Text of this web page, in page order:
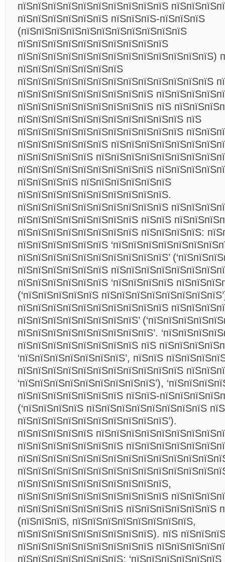
пїЅпїЅпїЅпїЅпїЅпїЅпїЅпїЅпїЅпїЅ
пїЅпїЅпїЅпїЅпїЅпїЅ пїЅпїЅпїЅ-пїЅпїЅпїЅ
(пїЅпїЅпїЅпїЅпїЅпїЅпїЅпїЅпїЅпїЅпїЅ
пїЅпїЅпїЅпїЅпїЅпїЅпїЅпїЅпїЅпїЅ
пїЅпїЅпїЅпїЅпїЅпїЅпїЅпїЅпїЅпїЅпїЅпїЅпїЅ)
пїЅпїЅпїЅпїЅпїЅпїЅпїЅ
пїЅпїЅпїЅпїЅпїЅпїЅпїЅпїЅпїЅпїЅпїЅпїЅпїЅ
пїЅпїЅпїЅпїЅпїЅпїЅпїЅпїЅпїЅ
пїЅпїЅпїЅпїЅпїЅпїЅпїЅпїЅпїЅ пїЅ
пїЅпїЅпїЅпїЅпїЅпїЅпїЅпїЅпїЅпїЅпїЅ пїЅ
пїЅпїЅпїЅпїЅпїЅпїЅпїЅпїЅпїЅпїЅпїЅ
пїЅпїЅпїЅпїЅпїЅпїЅ
пїЅпїЅпїЅпїЅпїЅ
пїЅпїЅпїЅпїЅпїЅпїЅпїЅпїЅпїЅ
пїЅпїЅпїЅпїЅ пїЅпїЅпїЅпїЅпїЅпїЅ
пїЅпїЅпїЅпїЅпїЅпїЅпїЅпїЅпїЅпїЅ.
пїЅпїЅпїЅпїЅпїЅпїЅпїЅпїЅпїЅпїЅ
пїЅпїЅпїЅпїЅпїЅпїЅпїЅпїЅ пїЅпїЅ
пїЅпїЅпїЅпїЅпїЅпїЅпїЅпїЅ пїЅпїЅпїЅпїЅ:
пїЅпїЅпїЅпїЅпїЅпїЅ
пїЅпїЅпїЅпїЅпїЅпїЅпїЅпїЅпїЅпїЅ’
пїЅпїЅпїЅпїЅпїЅпїЅ
пїЅпїЅпїЅпїЅпїЅпїЅ ‘пїЅпїЅпїЅпїЅ
(‘пїЅпїЅпїЅпїЅпїЅ
пїЅпїЅпїЅпїЅпїЅпїЅпїЅпїЅпїЅпїЅ
пїЅпїЅпїЅпїЅпїЅпїЅпїЅпїЅ’
пїЅпїЅпїЅпїЅпїЅпїЅпїЅпїЅпїЅ’.
пїЅпїЅпїЅпїЅпїЅпїЅпїЅпїЅ пїЅ
‘пїЅпїЅпїЅпїЅпїЅпїЅпїЅ’, пїЅпїЅ
пїЅпїЅпїЅпїЅпїЅпїЅпїЅпїЅпїЅпїЅпїЅ
‘пїЅпїЅпїЅпїЅпїЅпїЅпїЅпїЅпїЅ’),
пїЅпїЅпїЅпїЅпїЅпїЅпїЅ пїЅпїЅ-
(‘пїЅпїЅпїЅпїЅ пїЅпїЅпїЅпїЅпїЅпїЅпїЅпїЅ
пїЅпїЅпїЅпїЅпїЅпїЅпїЅпїЅпїЅпїЅ’).
пїЅпїЅпїЅпїЅпїЅ
пїЅпїЅпїЅпїЅпїЅпїЅпїЅ
пїЅпїЅпїЅпїЅпїЅпїЅпїЅпїЅпїЅпїЅ,
пїЅпїЅпїЅпїЅпїЅпїЅпїЅпїЅпїЅпїЅ
пїЅпїЅпїЅпїЅпїЅпїЅпїЅ пїЅпїЅпїЅпїЅпїЅпїЅ
(пїЅпїЅпїЅ, пїЅпїЅпїЅпїЅпїЅпїЅпїЅпїЅ,
пїЅпїЅпїЅпїЅпїЅпїЅпїЅпїЅпїЅ). пїЅ
пїЅпїЅпїЅпїЅпїЅпїЅпїЅпїЅпїЅ
пїЅпїЅпїЅпїЅпїЅпїЅпїЅ: ‘пїЅпїЅпїЅпїЅпїЅпїЅ